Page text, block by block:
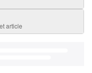
article